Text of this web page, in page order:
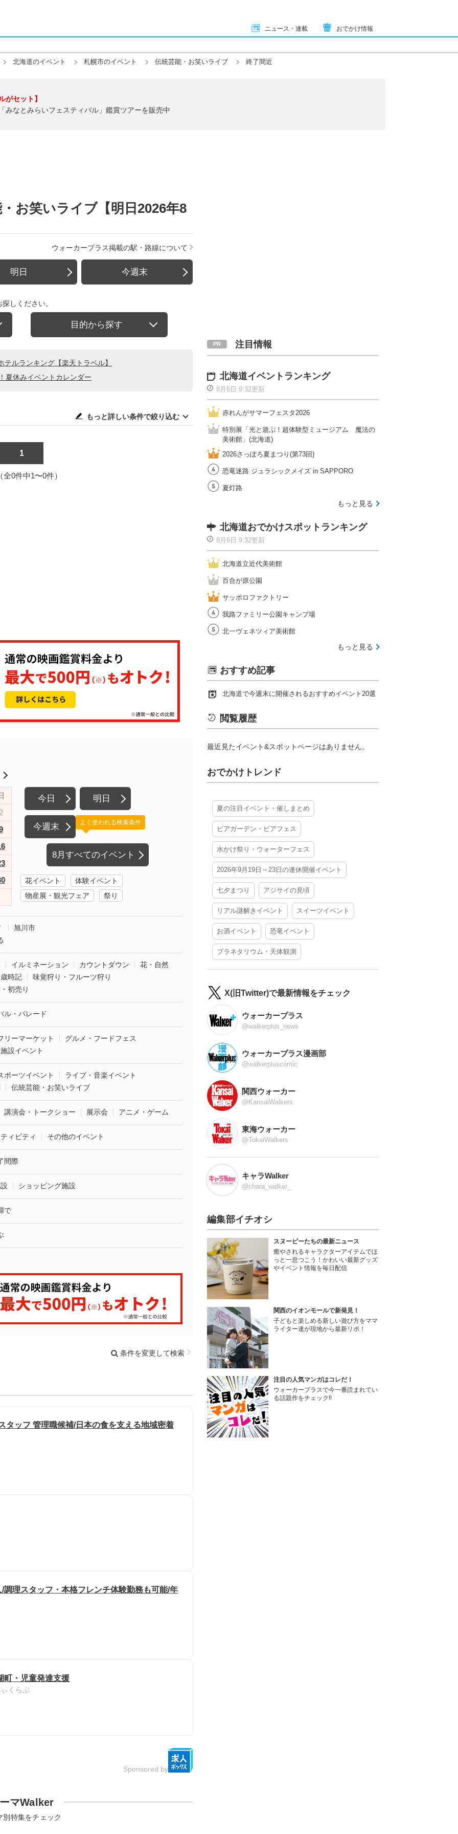
ニュース・連載 おでかけ情報
北海道のイベント 札幌市のイベント 伝統芸能・お笑いライブ 終了間近
がセット】
みなとみらいフェスティバル」鑑賞ツアーを販売中
お笑いライブ【明日2026年8
ウォーカープラス掲載の駅・路線について
明日 今週末
しください。
目的から探す
ルランキング【楽天トラベル】
夏休みイベントカレンダー
もっと詳しい条件で絞り込む
1
全0件中1〜0件）
今日 明日
今週末
8月すべてのイベント
よく使われる検索条件
花イベント
体験イベント
物産展・観光フェア
祭り
旭川市
イルミネーション カウントダウン
花・自然
時記
味覚狩り・フルーツ狩り
初売り
ル・パレード
リーマーケット
グルメ・フードフェス
設イベント
ポーツイベント
ライブ・音楽イベント
伝統芸能・お笑いライブ
講演会・トークショー 展示会 アニメ・ゲーム
ィビティ その他のイベント
間際
ショッピング施設
で
条件を変更して検索
タッフ 管理職候補/日本の食を支える地域密着
理スタッフ・本格フレンチ体験勤務も可能/年
町・児童発達支援
くらぶ
Sponsored by
マWalker
別特集をチェック
注目情報
北海道イベントランキング
8月6日 9:32更新
赤れんがサマーフェスタ2026
特別展「光と遊ぶ！超体験型ミュージアム 魔法の
美術館」(北海道)
2026さっぽろ夏まつり(第73回)
恐竜迷路 ジュラシックメイズ in SAPPORO
夏灯路
もっと見る
北海道おでかけスポットランキング
8月6日 9:32更新
北海道立近代美術館
百合が原公園
サッポロファクトリー
我路ファミリー公園キャンプ場
北一ヴェネツィア美術館
もっと見る
おすすめ記事
北海道で今週末に開催されるおすすめイベント20選
閲覧履歴
最近見たイベント&スポットページはありません。
おでかけトレンド
夏の注目イベント・催しまとめ
ビアガーデン・ビアフェス
水かけ祭り・ウォーターフェス
2026年9月19日～23日の連休開催イベント
七夕まつり アジサイの見頃
リアル謎解きイベント スイーツイベント
お酒イベント 恐竜イベント
プラネタリウム・天体観測
X(旧Twitter)で最新情報をチェック
ウォーカープラス
@walkerplus_news
ウォーカープラス漫画部
@walkerpluscomic
関西ウォーカー
@KansaiWalkers
東海ウォーカー
@TokaiWalkers
キャラWalker
@chara_walker_
編集部イチオシ
スヌーピーたちの最新ニュース
癒やされるキャラクターアイテムでほ
っと一息つこう！かわいい最新グッズ
やイベント情報を毎日配信
関西のイオンモールで新発見！
子どもと楽しめる新しい遊び方をママ
ライター達が現地から最新リポ！
注目の人気マンガはコレだ！
ウォーカープラスで今一番読まれてい
る話題作をチェック!!